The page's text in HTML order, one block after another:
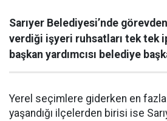
Sarıyer Belediyesi’nde
verdiği işyeri ruhsatları tek tek
başkan yardımcısı belediye
Yerel seçimlere giderken en fazla
yaşandığı ilçelerden birisi ise